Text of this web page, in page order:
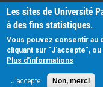
PRATIQUE
Plan d'accès
Intranet
Mentions légales
Données
Les sites de Université
à des fins statistiques.
Vous pouvez consentir au
cliquant sur "J'accepte",
Plus d'informations
J'accepte Non, merci